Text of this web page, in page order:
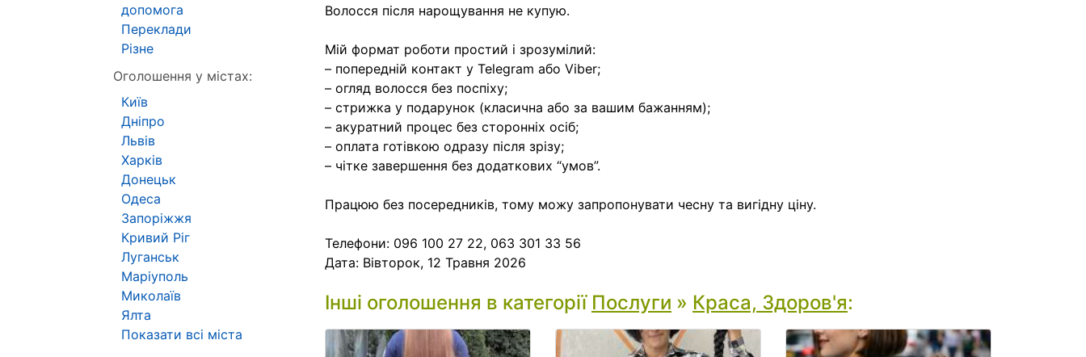
Волосся після нарощування не купую.
Мій формат роботи простий і зрозумілий:
– попередній контакт у Telegram або Viber;
– огляд волосся без поспіху;
– стрижка у подарунок (класична або за вашим бажанням);
– акуратний процес без сторонніх осіб;
– оплата готівкою одразу після зрізу;
– чітке завершення без додаткових “умов”.
Працюю без посередників, тому можу запропонувати чесну та вигідну ціну.
Телефони: 096 100 27 22, 063 301 33 56
Дата: Вівторок, 12 Травня 2026
Інші оголошення в категорії Послуги » Краса, Здоров'я:
допомога
Переклади
Різне
Оголошення у містах:
Київ
Дніпро
Львів
Харків
Донецьк
Одеса
Запоріжжя
Кривий Ріг
Луганськ
Маріуполь
Миколаїв
Ялта
Показати всі міста